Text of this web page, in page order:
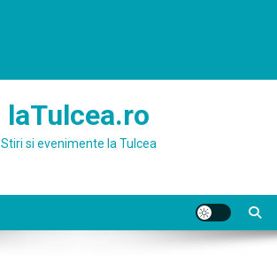
laTulcea.ro
Stiri si evenimente la Tulcea